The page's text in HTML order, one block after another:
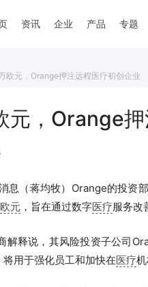
资讯 企业 产品 专题
欧元，Orange押注远程医疗初创企业
元，Orange
息（蒋均牧）Orange的投资
欧元 ，旨在通过数字医疗服务改
解释说，其风险投资子公司
将用于强化员工和加快在医疗